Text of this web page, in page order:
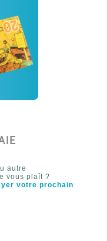
autre
vous plaît ?
votre prochain